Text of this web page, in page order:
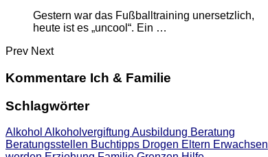
Gestern war das Fußballtraining unersetzlich,
heute ist es „uncool“. Ein …
Prev Next
Kommentare Ich & Familie
Schlagwörter
Alkohol Alkoholvergiftung Ausbildung Beratung
Beratungsstellen Buchtipps Drogen Eltern Erwachsen